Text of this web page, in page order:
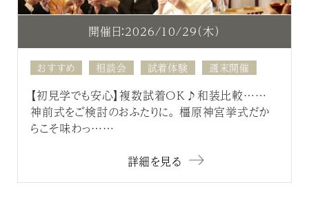
開催日：2026/10/29（木）
おすすめ 相談会 試着体験 週末開催
【初見学でも安心】複数試着OK♪和装比較……
神前式をご検討のおふたりに。 橿原神宮挙式だか
らこそ味わっ……
詳細を見る